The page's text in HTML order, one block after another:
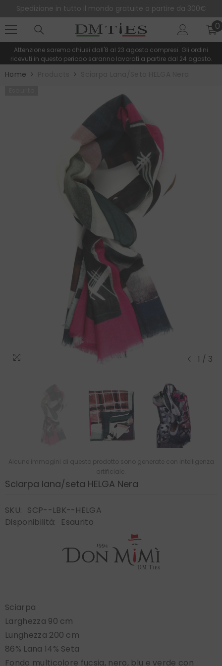
Spedizione in tutto il mondo gratuite a partire da 300€
00
Attenzione saremo chiusi dall'8 al 23 agosto compresi. Gli ordini
ricevuti in questo periodo saranno lavorati a partire dal 24 agosto.
Home
1 / 3
Alcune immagini di questo prodotto sono generate con intelligenza
artificiale.
Sciarpa lana/seta HELGA Nera
SKU: SCP--LBK--HELGA
Disponibilità:
Esaurito
Sciarpa
Larghezza 90 cm
Lunghezza 200 cm
86% Lana 14% Seta
Fondo multicolore fucsia, nero, blu e verde con